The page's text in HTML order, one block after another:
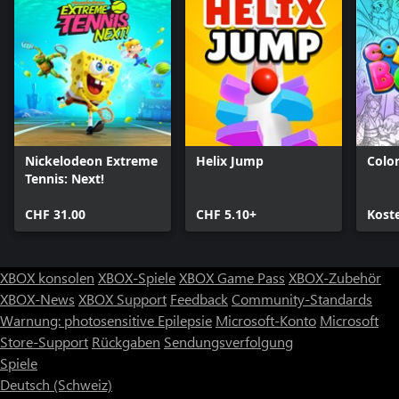
Nickelodeon Extreme
Tennis: Next!
CHF 31.00
Helix Jump
CHF 5.10+
XBOX konsolen XBOX-SpieleXBOX Game Pass XBOX-Zubehör
XBOX-News XBOX Support FeedbackCommunity-Standards
Warnung: photosensitive Epilepsie Microsoft-Konto Microsoft
Store-Support Rückgaben Sendungsverfolgung
Spiele
Deutsch (Schweiz)